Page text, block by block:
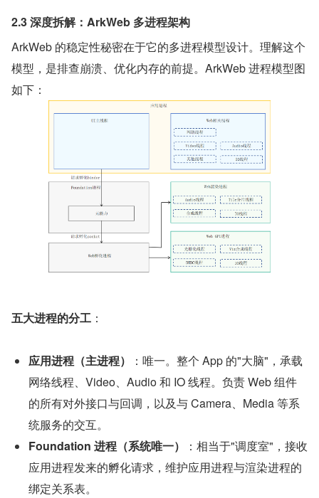
2.3 深度拆解：ArkWeb 多进程架构
ArkWeb 的稳定性秘密在于它的多进程模型设计。理解这个
模型，是排查崩溃、优化内存的前提。ArkWeb 进程模型图
如下：
五大进程的分工 ：
应用进程（主进程）
：唯一。整个 App 的"大脑"，承载
网络线程、Video、Audio 和 IO 线程。负责 Web 组件
的所有对外接口与回调，以及与 Camera、Media 等系
统服务的交互。
Foundation 进程（系统唯一）
：相当于"调度室"，接收
应用进程发来的孵化请求，维护应用进程与渲染进程的
绑定关系表。